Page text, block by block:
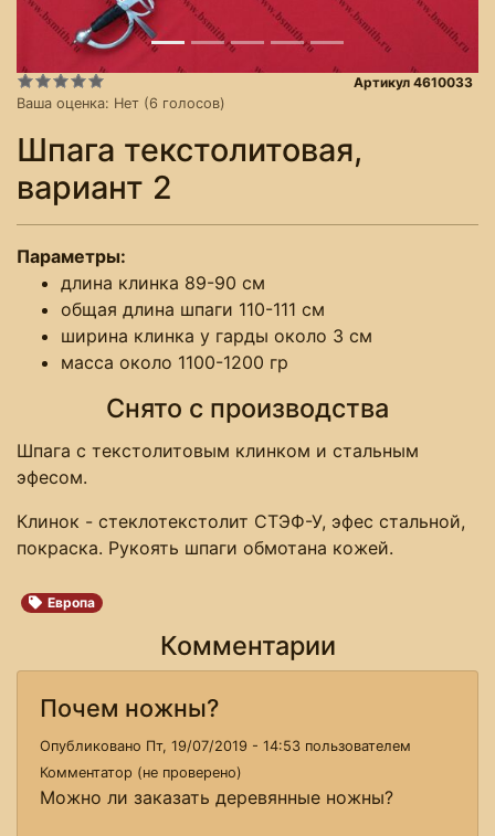
Ваша оценка: Нет (6 голосов)
Артикул 4610033
Шпага текстолитовая,
вариант 2
Параметры:
длина клинка 89-90 см
общая длина шпаги 110-111 см
ширина клинка у гарды около 3 см
масса около 1100-1200 гр
Снято с производства
Шпага с текстолитовым клинком и стальным
эфесом.
Клинок - стеклотекстолит СТЭФ-У, эфес стальной,
покраска. Рукоять шпаги обмотана кожей.
Европа
Комментарии
Почем ножны?
Опубликовано Пт, 19/07/2019 - 14:53 пользователем
Комментатор (не проверено)
Можно ли заказать деревянные ножны?